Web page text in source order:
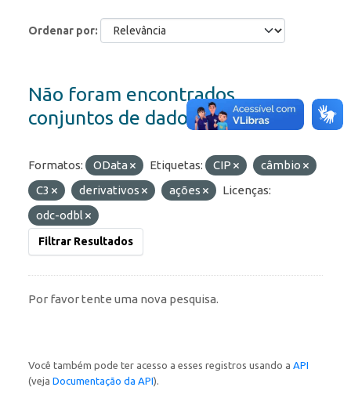
Ordenar por
Não foram encontrados
conjuntos de dados
Formatos: OData Etiquetas: CIP
câmbio
C3
derivativos ações
Licenças:
odc-odbl
Filtrar Resultados
Por favor tente uma nova pesquisa.
Você também pode ter acesso a esses registros usando a API
(veja Documentação da API).